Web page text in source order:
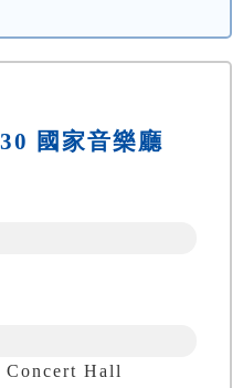
國家音樂廳
Concert Hall